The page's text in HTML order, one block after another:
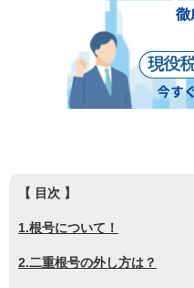
【 目次 】
1.根号について！
2.二重根号の外し方は？